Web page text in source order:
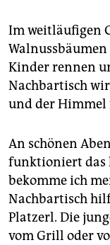
Im weitläufigen
Kinder rennen
Nachbartisch
und der Himmel
An schönen
funktioniert das
bekomme ich
Nachbartisch
Platzerl. Die
vom Grill oder